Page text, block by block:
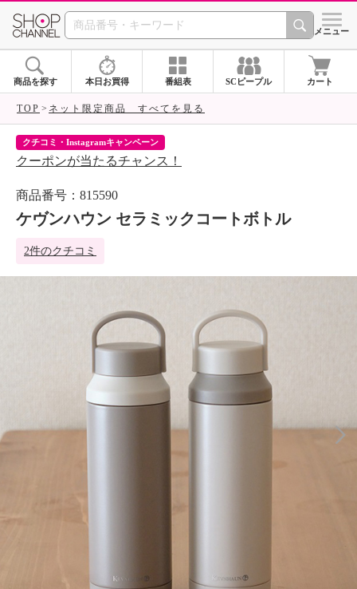
SHOP CHANNEL シメニュー
商品を探す 本日お買得 番組表 SCピープル カート
TOP ネット限定商品 すべてを見る
クチコミ・Instagramキャンペーン
クーポンが当たるチャンス！
商品番号：815590
ケヴンハウン セラミックコートボトル
2件のクチコミ